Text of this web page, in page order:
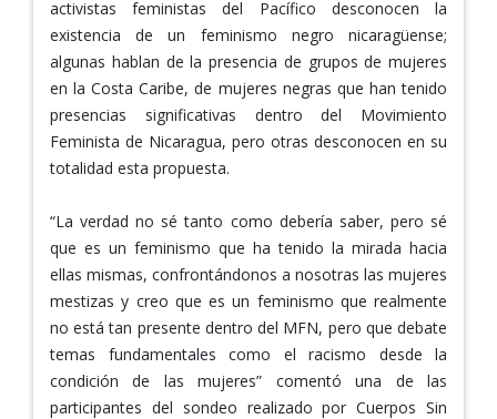
activistas feministas del Pacífico desconocen la
existencia de un feminismo negro nicaragüense;
algunas hablan de la presencia de grupos de mujeres
en la Costa Caribe, de mujeres negras que han tenido
presencias significativas dentro del Movimiento
Feminista de Nicaragua, pero otras desconocen en su
totalidad esta propuesta.
“La verdad no sé tanto como debería saber, pero sé
que es un feminismo que ha tenido la mirada hacia
ellas mismas, confrontándonos a nosotras las mujeres
mestizas y creo que es un feminismo que realmente
no está tan presente dentro del MFN, pero que debate
temas fundamentales como el racismo desde la
condición de las mujeres” comentó una de las
participantes del sondeo realizado por Cuerpos Sin